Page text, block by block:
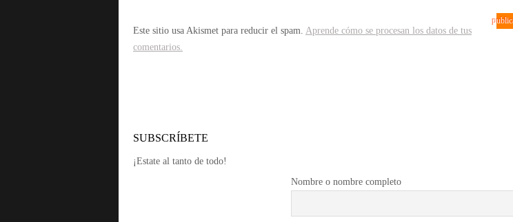
Este sitio usa Akismet para reducir el spam. Aprende cómo se procesan los datos de tus
comentarios.
SUBSCRÍBETE
¡Estate al tanto de todo!
Nombre o nombre completo